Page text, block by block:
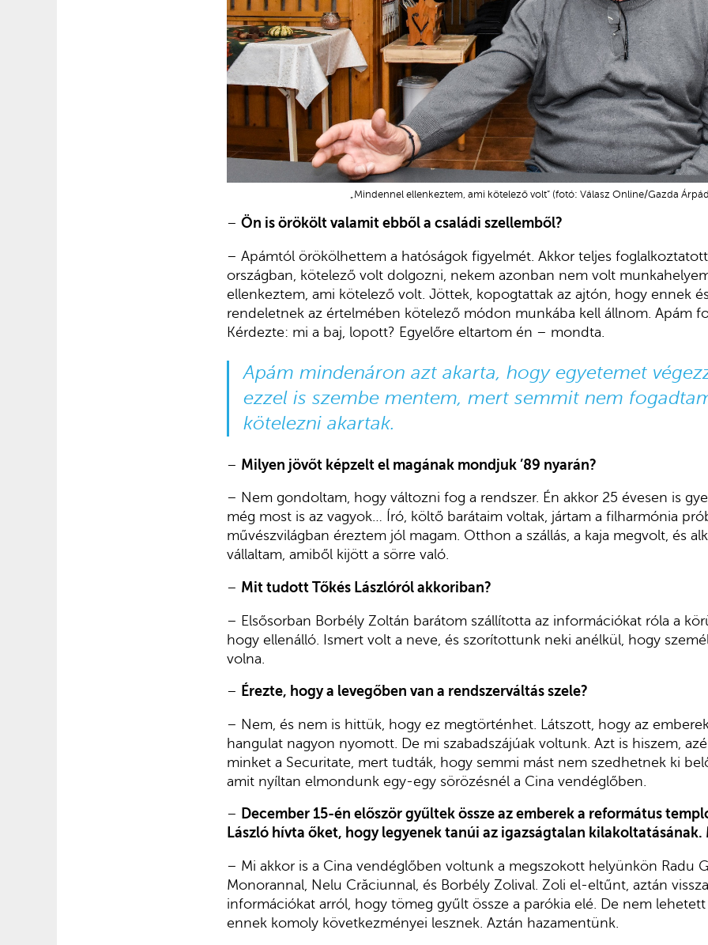
„Mindennel ellenkeztem, ami kötelező volt” (fotó: Válasz Online/Gazda
– Ön is örökölt valamit ebből a családi szellemből?
– Apámtól örökölhettem a hatóságok figyelmét. Akkor teljes
országban, kötelező volt dolgozni, nekem azonban nem volt
ellenkeztem, ami kötelező volt. Jöttek, kopogtattak az ajtón, hogy ennek
rendeletnek az értelmében kötelező módon munkába kell állnom. Apám
Kérdezte: mi a baj, lopott? Egyelőre eltartom én – mondta.
Apám mindenáron azt akarta, hogy egyetemet
ezzel is szembe mentem, mert semmit nem
kötelezni akartak.
– Milyen jövőt képzelt el magának mondjuk ’89 nyarán?
– Nem gondoltam, hogy változni fog a rendszer. Én akkor 25 évesen is
még most is az vagyok… Író, költő barátaim voltak, jártam a filharmónia
művészvilágban éreztem jól magam. Otthon a szállás, a kaja megvolt, és
vállaltam, amiből kijött a sörre való.
– Mit tudott Tőkés Lászlóról akkoriban?
– Elsősorban Borbély Zoltán barátom szállította az információkat róla a
hogy ellenálló. Ismert volt a neve, és szorítottunk neki anélkül, hogy
volna.
– Érezte, hogy a levegőben van a rendszerváltás szele?
– Nem, és nem is hittük, hogy ez megtörténhet. Látszott, hogy az
hangulat nagyon nyomott. De mi szabadszájúak voltunk. Azt is hiszem,
minket a Securitate, mert tudták, hogy semmi mást nem szedhetnek ki
amit nyíltan elmondunk egy-egy sörözésnél a Cina vendéglőben.
– December 15-én először gyűltek össze az emberek a református
László hívta őket, hogy legyenek tanúi az igazságtalan
– Mi akkor is a Cina vendéglőben voltunk a megszokott helyünkön Radu
Monorannal, Nelu Crăciunnal, és Borbély Zolival. Zoli el-eltűnt, aztán
információkat arról, hogy tömeg gyűlt össze a parókia elé. De nem
ennek komoly következményei lesznek. Aztán hazamentünk.